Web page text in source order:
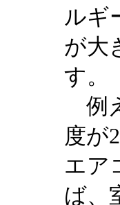
ルギ
が大
す。
例
度が
エア
ば、